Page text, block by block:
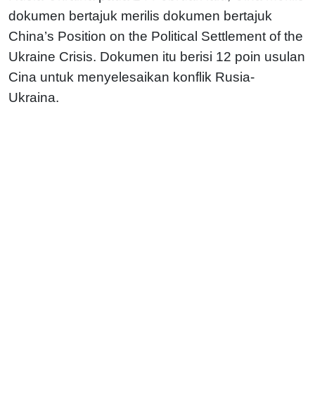
dokumen bertajuk merilis dokumen bertajuk
China’s Position on the Political Settlement of the
Ukraine Crisis. Dokumen itu berisi 12 poin usulan
Cina untuk menyelesaikan konflik Rusia-
Ukraina.